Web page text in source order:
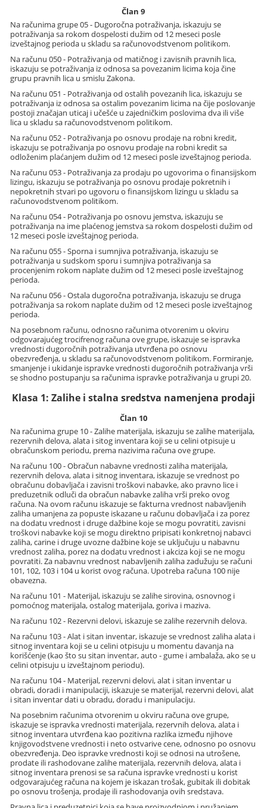
Član 9
Na računima grupe 05 - Dugoročna potraživanja, iskazuju se
potraživanja sa rokom dospelosti dužim od 12 meseci posle
izveštajnog perioda u skladu sa računovodstvenom politikom.
Na računu 050 - Potraživanja od matičnog i zavisnih pravnih lica,
iskazuju se potraživanja iz odnosa sa povezanim licima koja čine
grupu pravnih lica u smislu Zakona.
Na računu 051 - Potraživanja od ostalih povezanih lica, iskazuju se
potraživanja iz odnosa sa ostalim povezanim licima na čije poslovanje
postoji značajan uticaj i učešće u zajedničkim poslovima dva ili više
lica u skladu sa računovodstvenom politikom.
Na računu 052 - Potraživanja po osnovu prodaje na robni kredit,
iskazuju se potraživanja po osnovu prodaje na robni kredit sa
odloženim plaćanjem dužim od 12 meseci posle izveštajnog perioda.
Na računu 053 - Potraživanja za prodaju po ugovorima o finansijskom
lizingu, iskazuju se potraživanja po osnovu prodaje pokretnih i
nepokretnih stvari po ugovoru o finansijskom lizingu u skladu sa
računovodstvenom politikom.
Na računu 054 - Potraživanja po osnovu jemstva, iskazuju se
potraživanja na ime plaćenog jemstva sa rokom dospelosti dužim od
12 meseci posle izveštajnog perioda.
Na računu 055 - Sporna i sumnjiva potraživanja, iskazuju se
potraživanja u sudskom sporu i sumnjiva potraživanja sa
procenjenim rokom naplate dužim od 12 meseci posle izveštajnog
perioda.
Na računu 056 - Ostala dugoročna potraživanja, iskazuju se druga
potraživanja sa rokom naplate dužim od 12 meseci posle izveštajnog
perioda.
Na posebnom računu, odnosno računima otvorenim u okviru
odgovarajućeg trocifrenog računa ove grupe, iskazuje se ispravka
vrednosti dugoročnih potraživanja utvrđena po osnovu
obezvređenja, u skladu sa računovodstvenom politikom. Formiranje,
smanjenje i ukidanje ispravke vrednosti dugoročnih potraživanja vrši
se shodno postupanju sa računima ispravke potraživanja u grupi 20.
Klasa 1: Zalihe i stalna sredstva namenjena prodaji
Član 10
Na računima grupe 10 - Zalihe materijala, iskazuju se zalihe materijala,
rezervnih delova, alata i sitog inventara koji se u celini otpisuje u
obračunskom periodu, prema nazivima računa ove grupe.
Na računu 100 - Obračun nabavne vrednosti zaliha materijala,
rezervnih delova, alata i sitnog inventara, iskazuje se vrednost po
obračunu dobavljača i zavisni troškovi nabavke, ako pravno lice i
preduzetnik odluči da obračun nabavke zaliha vrši preko ovog
računa. Na ovom računu iskazuje se fakturna vrednost nabavljenih
zaliha umanjena za popuste iskazane u računu dobavljača i za porez
na dodatu vrednost i druge dažbine koje se mogu povratiti, zavisni
troškovi nabavke koji se mogu direktno pripisati konkretnoj nabavci
zaliha, carine i druge uvozne dažbine koje se uključuju u nabavnu
vrednost zaliha, porez na dodatu vrednost i akciza koji se ne mogu
povratiti. Za nabavnu vrednost nabavljenih zaliha zadužuju se računi
101, 102, 103 i 104 u korist ovog računa. Upotreba računa 100 nije
obavezna.
Na računu 101 - Materijal, iskazuju se zalihe sirovina, osnovnog i
pomoćnog materijala, ostalog materijala, goriva i maziva.
Na računu 102 - Rezervni delovi, iskazuje se zalihe rezervnih delova.
Na računu 103 - Alat i sitan inventar, iskazuje se vrednost zaliha alata i
sitnog inventara koji se u celini otpisuju u momentu davanja na
korišćenje (kao što su sitan inventar, auto - gume i ambalaža, ako se u
celini otpisuju u izveštajnom periodu).
Na računu 104 - Materijal, rezervni delovi, alat i sitan inventar u
obradi, doradi i manipulaciji, iskazuje se materijal, rezervni delovi, alat
i sitan inventar dati u obradu, doradu i manipulaciju.
Na posebnim računima otvorenim u okviru računa ove grupe,
iskazuje se ispravka vrednosti materijala, rezervnih delova, alata i
sitnog inventara utvrđena kao pozitivna razlika između njihove
knjigovodstvene vrednosti i neto ostvarive cene, odnosno po osnovu
obezvređenja. Deo ispravke vrednosti koji se odnosi na utrošene,
prodate ili rashodovane zalihe materijala, rezervnih delova, alata i
sitnog inventara prenosi se sa računa ispravke vrednosti u korist
odgovarajućeg računa na kojem je iskazan trošak, gubitak ili dobitak
po osnovu trošenja, prodaje ili rashodovanja ovih sredstava.